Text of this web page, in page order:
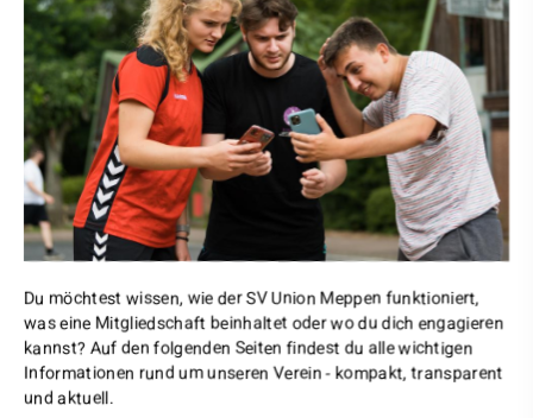
Du möchtest wissen, wie der SV Union Meppen funktioniert,
was eine Mitgliedschaft beinhaltet oder wo du dich engagieren
kannst? Auf den folgenden Seiten findest du alle wichtigen
Informationen rund um unseren Verein - kompakt, transparent
und aktuell.